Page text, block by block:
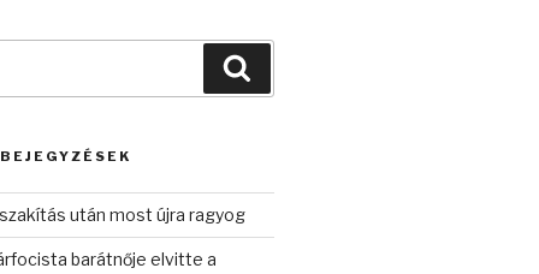
után most újra ragyog
barátnője elvitte a